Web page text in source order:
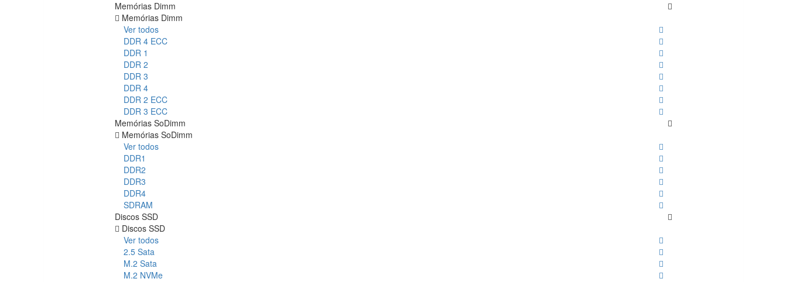
Memórias Dimm
Memórias Dimm
Ver todos
DDR 4 ECC
DDR 1
DDR 2
DDR 3
DDR 4
DDR 2 ECC
DDR 3 ECC
Memórias SoDimm
Memórias SoDimm
Ver todos
DDR1
DDR2
DDR3
DDR4
SDRAM
Discos SSD
Discos SSD
Ver todos
2.5 Sata
M.2 Sata
M.2 NVMe